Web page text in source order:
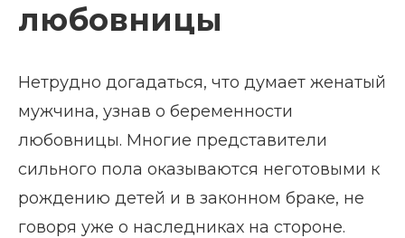
любовницы
Нетрудно догадаться, что думает женатый
мужчина, узнав о беременности
любовницы. Многие представители
сильного пола оказываются неготовыми к
рождению детей и в законном браке, не
говоря уже о наследниках на стороне.